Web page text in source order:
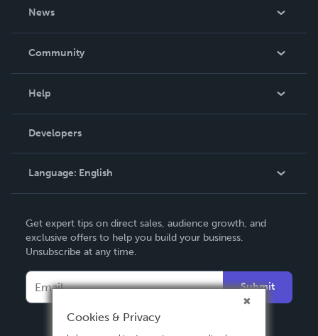
News
In The News
Community
Podcast
Help
Order Lookup
Knowledge Base
Contact Support
Developers
Language: English
Deutsch
Français
Español
Get expert tips on direct sales, audience growth, and
exclusive offers to help you build your business.
Unsubscribe at any time.
Submit
Cookies & Privacy